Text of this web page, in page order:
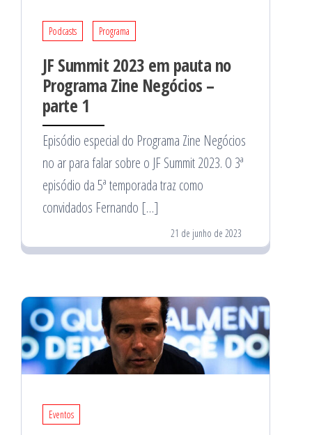
Podcasts Programa
JF Summit 2023 em pauta no
Programa Zine Negócios –
parte 1
Episódio especial do Programa Zine Negócios
no ar para falar sobre o JF Summit 2023. O 3ª
episódio da 5ª temporada traz como
convidados Fernando […]
21 de junho de 2023
Eventos